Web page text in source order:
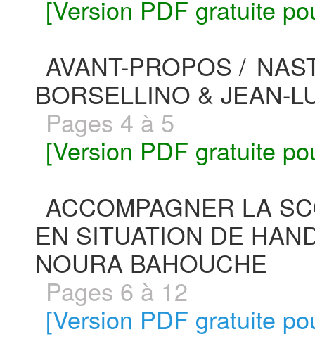
[Version PDF gratuite
AVANT-PROPOS /
BORSELLINO & JEAN-
Pages 4 à 5
[Version PDF gratuite
ACCOMPAGNER LA
EN SITUATION DE
NOURA BAHOUCHE
Pages 6 à 12
[Version PDF gratuite